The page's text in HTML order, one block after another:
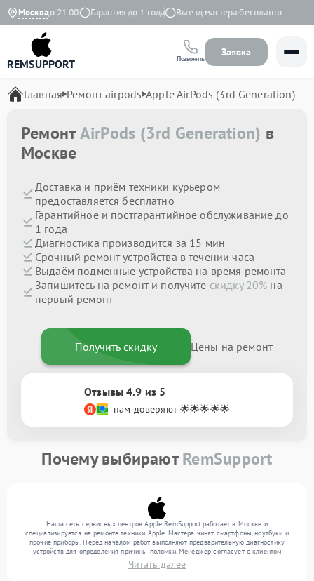
Москва
с 9:00 до 21:00 Гарантия до 1 года Выезд мастера бесплатно
REMSUPPORT Позвонить
Заявка
Главная Ремонт airpods Apple AirPods (3rd Generation)
РемонтAirPods (3rd Generation) в
Москве
Доставка и приём техники курьером
предоставляется бесплатно
Гарантийное и постгарантийное обслуживание до
1 года
Диагностика производится за 15 мин
Срочный ремонт устройства в течении часа
Выдаём подменные устройства на время ремонта
Запишитесь на ремонт и получите скидку 20% на
первый ремонт
Получить скидку Цены на ремонт
Отзывы 4.9 из 5
нам доверяют 🌟🌟🌟🌟🌟
Почему выбираютRemSupport
Наша сеть сервисных центров Apple RemSupport работает в Москве и
специализируется на ремонте техники Apple. Мастера чинят смартфоны, ноутбуки и
прочие приборы. Перед началом работ выполняют предварительную диагностику
устройств для определения причины поломки. Менеджер согласует с клиентом
перечень необходимых работ и их стоимость. Только после этого инженеры
выполняют ремонт с заменой деталей по необходимости. После работ их качество
Читать далее